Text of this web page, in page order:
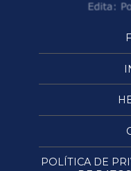
POLÍTICA DE